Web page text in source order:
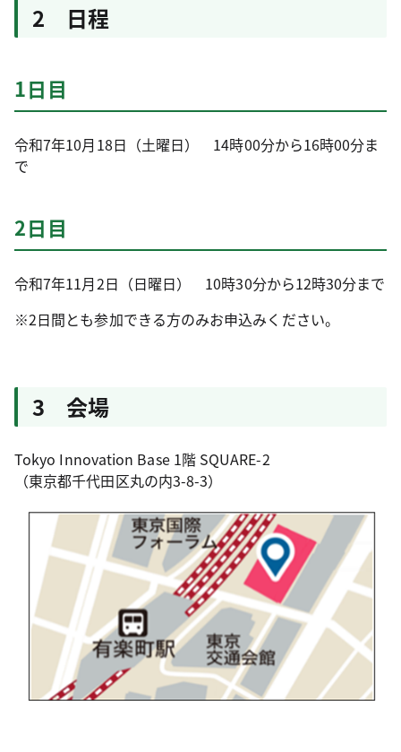
2 日程
1日目
令和7年10月18日（土曜日） 14時00分から16時00分ま
で
2日目
令和7年11月2日（日曜日） 10時30分から12時30分まで
※2日間とも参加できる方のみお申込みください。
3 会場
Tokyo Innovation Base 1階 SQUARE-2
（東京都千代田区丸の内3-8-3）